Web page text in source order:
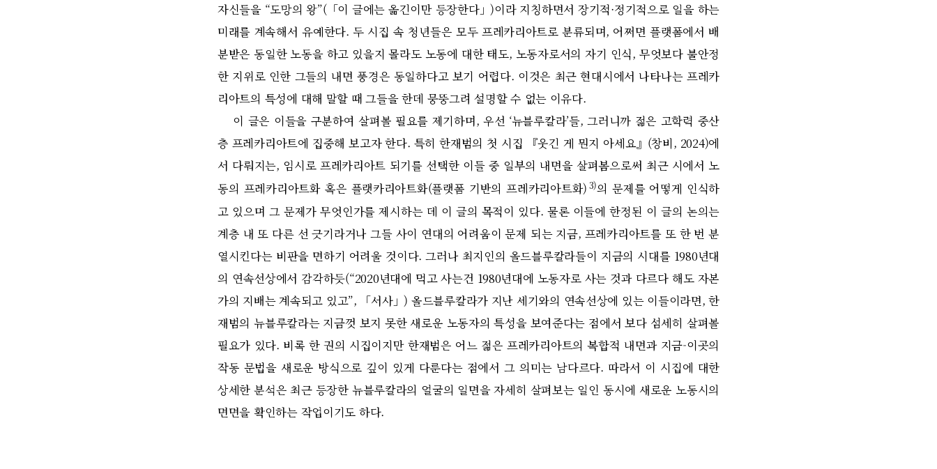
자신들을 “도망의 왕”(「이 글에는 옮긴이만 등장한다」)이라 지칭하면서 장기적·정기적으로 일을 하는
미래를 계속해서 유예한다. 두 시집 속 청년들은 모두 프레카리아트로 분류되며, 어쩌면 플랫폼에서 배
분받은 동일한 노동을 하고 있을지 몰라도 노동에 대한 태도, 노동자로서의 자기 인식, 무엇보다 불안정
한 지위로 인한 그들의 내면 풍경은 동일하다고 보기 어렵다. 이것은 최근 현대시에서 나타나는 프레카
리아트의 특성에 대해 말할 때 그들을 한데 뭉뚱그려 설명할 수 없는 이유다.
이 글은 이들을 구분하여 살펴볼 필요를 제기하며, 우선 ‘뉴블루칼라’들, 그러니까 젊은 고학력 중산
층 프레카리아트에 집중해 보고자 한다. 특히 한재범의 첫 시집 『웃긴 게 뭔지 아세요』(창비, 2024)에
서 다뤄지는, 임시로 프레카리아트 되기를 선택한 이들 중 일부의 내면을 살펴봄으로써 최근 시에서 노
동의 프레카리아트화 혹은 플랫카리아트화(플랫폼 기반의 프레카리아트화) 3)의 문제를 어떻게 인식하
고 있으며 그 문제가 무엇인가를 제시하는 데 이 글의 목적이 있다. 물론 이들에 한정된 이 글의 논의는
계층 내 또 다른 선 긋기라거나 그들 사이 연대의 어려움이 문제 되는 지금, 프레카리아트를 또 한 번 분
열시킨다는 비판을 면하기 어려울 것이다. 그러나 최지인의 올드블루칼라들이 지금의 시대를 1980년대
의 연속선상에서 감각하듯(“2020년대에 먹고 사는건 1980년대에 노동자로 사는 것과 다르다 해도 자본
가의 지배는 계속되고 있고”, 「서사」) 올드블루칼라가 지난 세기와의 연속선상에 있는 이들이라면, 한
재범의 뉴블루칼라는 지금껏 보지 못한 새로운 노동자의 특성을 보여준다는 점에서 보다 섬세히 살펴볼
필요가 있다. 비록 한 권의 시집이지만 한재범은 어느 젊은 프레카리아트의 복합적 내면과 지금-이곳의
작동 문법을 새로운 방식으로 깊이 있게 다룬다는 점에서 그 의미는 남다르다. 따라서 이 시집에 대한
상세한 분석은 최근 등장한 뉴블루칼라의 얼굴의 일면을 자세히 살펴보는 일인 동시에 새로운 노동시의
면면을 확인하는 작업이기도 하다.